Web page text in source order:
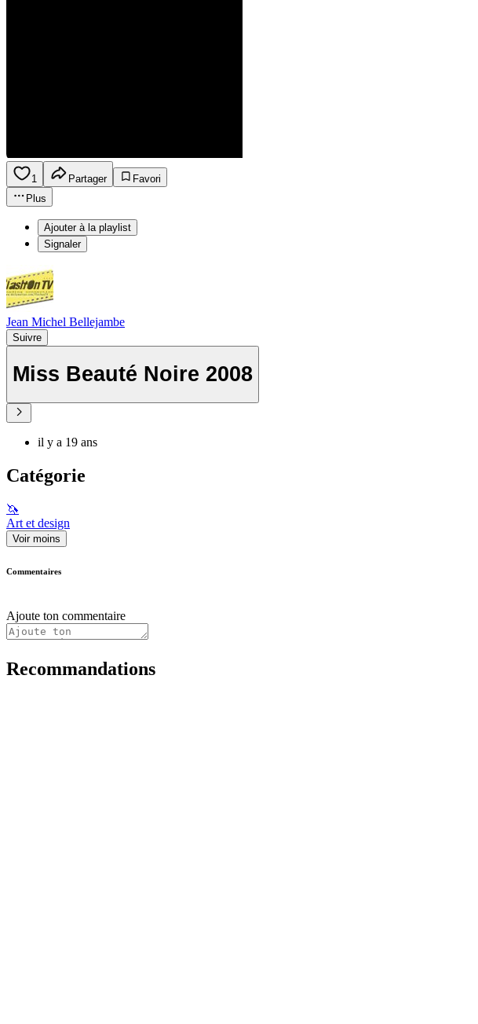
1 Partager
Favori
Plus
Ajouter à la playlist
Signaler
Jean Michel Bellejambe
Suivre
Miss Beauté Noire 2008
il y a 19 ans
Catégorie
🦄
Art et design
Voir moins
Commentaires
Ajoute ton commentaire
Recommandations